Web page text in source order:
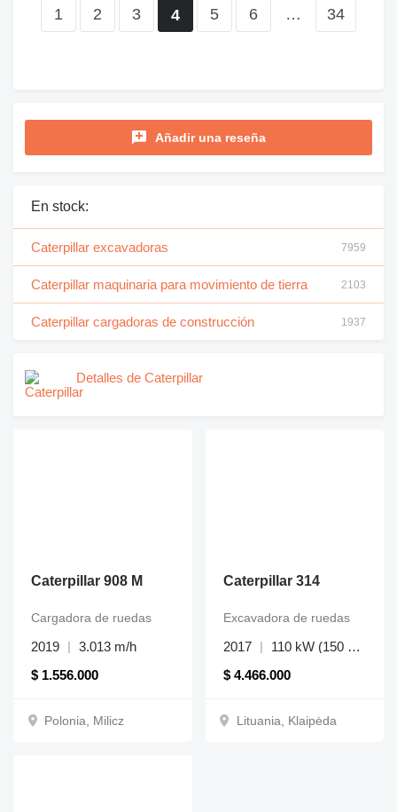
1 2 3 4 5 6 … 34
Añadir una reseña
En stock:
Caterpillar excavadoras 7959
Caterpillar maquinaria para movimiento de tierra 2103
Caterpillar cargadoras de construcción 1937
Detalles de Caterpillar
Caterpillar 908 M
$ 1.556.000
Cargadora de ruedas
2019 3.013 m/h
Polonia, Milicz
Caterpillar 314
$ 4.466.000
Excavadora de ruedas
2017 110 kW (150 Hp)
Lituania, Klaipėda